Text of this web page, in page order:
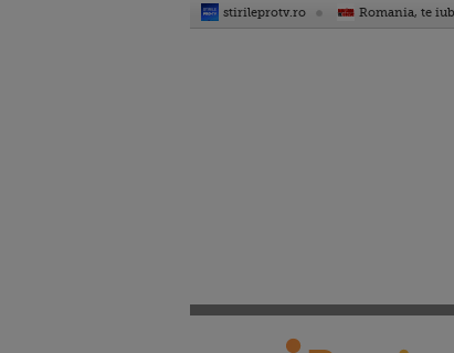
stirileprotv.ro Romania, te